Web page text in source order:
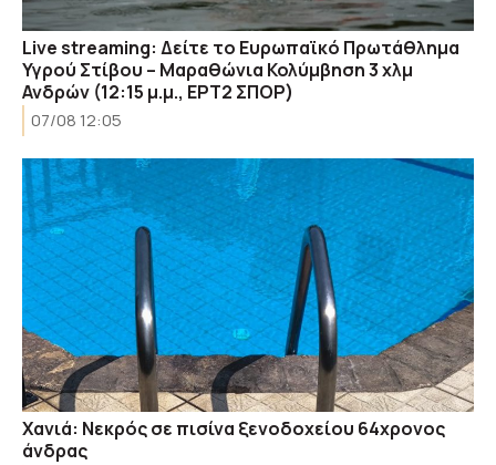
Live streaming: Δείτε το Ευρωπαϊκό Πρωτάθλημα
Υγρού Στίβου – Μαραθώνια Κολύμβηση 3 χλμ
Ανδρών (12:15 μ.μ., ΕΡΤ2 ΣΠΟΡ)
07/08 12:05
Χανιά: Νεκρός σε πισίνα ξενοδοχείου 64χρονος
άνδρας